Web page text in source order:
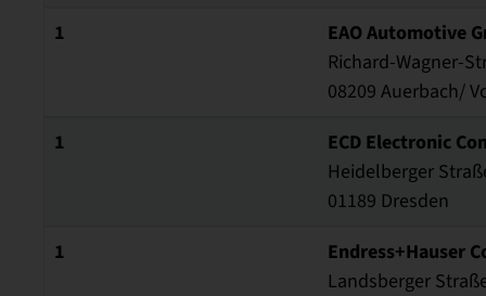
1 EAO Automotive
Richard-Wagner-
08209 Auerbach/
1 ECD Electronic
Heidelberger
01189 Dresden
1 Endress+Hauser
Landsberger